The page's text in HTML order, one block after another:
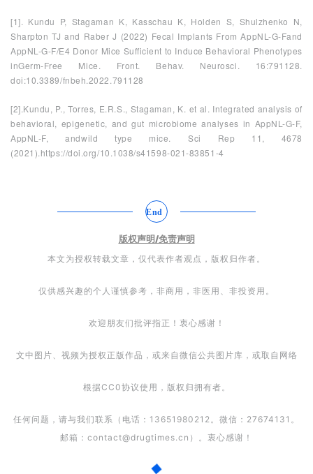
s
h
联
我
们
[1]. Kundu P, Stagaman K, Kasschau K, Holden S, Shulzhenko N,
Sharpton TJ and Raber J (2022) Fecal Implants From AppNL-G-Fand
AppNL-G-F/E4 Donor Mice Sufficient to Induce Behavioral Phenotypes
inGerm-Free Mice. Front. Behav. Neurosci. 16:791128.
doi:10.3389/fnbeh.2022.791128
[2].Kundu, P., Torres, E.R.S., Stagaman, K. et al. Integrated analysis of
behavioral, epigenetic, and gut microbiome analyses in AppNL-G-F,
AppNL-F, andwild type mice. Sci Rep 11, 4678
(2021).https://doi.org/10.1038/s41598-021-83851-4
End
版权声明/免责声明
本文为授权转载文章，仅代表作者观点，版权归作者。
仅供感兴趣的个人谨慎参考，非商用，非医用、非投资用。
欢迎朋友们批评指正！衷心感谢！
文中图片、视频为授权正版作品，或来自微信公共图片库，或取自网络
根据CC0协议使用，版权归拥有者。
任何问题，请与我们联系（电话：13651980212。微信：27674131。
邮箱：contact@drugtimes.cn）。衷心感谢！